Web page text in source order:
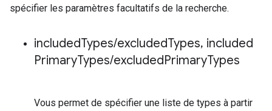
spécifier les paramètres facultatifs de la recherche.
includedTypes/excludedTypes, included
PrimaryTypes/excludedPrimaryTypes
Vous permet de spécifier une liste de types à partir